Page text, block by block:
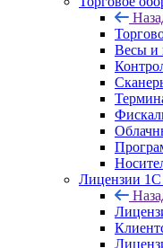
Весы и
Лицензии 1С